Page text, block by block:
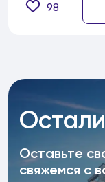
98
Оставьте
свяжемся с